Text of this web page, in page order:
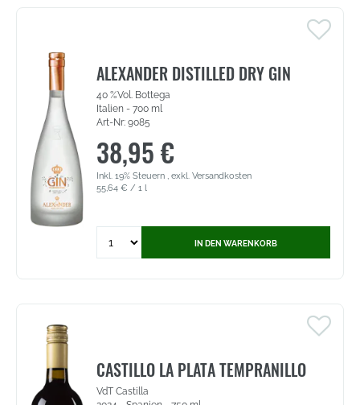
Vino
Frizzante
Bianco
(6741)
ALEXANDER DISTILLED DRY GIN
40 %Vol. Bottega
Italien - 700 ml
Art-Nr: 9085
38,95 €
Inkl. 19% Steuern , exkl. Versandkosten
55,64 € / 1 l
for
Distilled
%Vol.
Bottega
(9085)
IN DEN WARENKORB
CASTILLO LA PLATA TEMPRANILLO
VdT Castilla